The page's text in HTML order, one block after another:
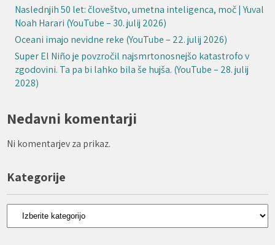
Naslednjih 50 let: človeštvo, umetna inteligenca, moč | Yuval
Noah Harari (YouTube – 30. julij 2026)
Oceani imajo nevidne reke (YouTube – 22. julij 2026)
Super El Niño je povzročil najsmrtonosnejšo katastrofo v
zgodovini. Ta pa bi lahko bila še hujša. (YouTube – 28. julij
2028)
Nedavni komentarji
Ni komentarjev za prikaz.
Kategorije
Kategorije